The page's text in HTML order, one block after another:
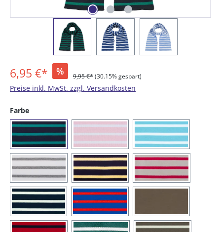
6,95 €* % 9,95 €*(30.15% gespart)
Preise inkl. MwSt. zzgl. Versandkosten
Farbeauswählen
(06) blau / smaragd (14) rosa / weiß (18) aqua / weiß
(19) weiß / graumelange(22) blau / citrus (23) natur / rot
(25) blau / natur (27) royal / rot